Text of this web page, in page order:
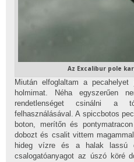
Az Excalibur pole
Miután elfoglaltam a
holmimat. Néha egyszerűen
rendetlenséget csinálni a
felhasználásával. A spiccbotos
boton, merítőn és
dobozt és csalit vittem
hideg vízre és a halak lassú
csalogatóanyagot az úszó köré